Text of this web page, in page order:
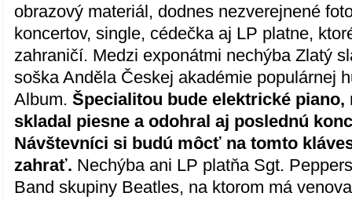
obrazový materiál, dodnes nezverejnené
koncertov, single, cédečka aj LP platne,
zahraničí. Medzi exponátmi nechýba Zlatý
soška Anděla Českej akadémie populárnej
Album.Špecialitou bude elektrické
skladal piesne a odohral aj poslednú
Návštevníci si budú môcť na tomto
zahrať. Nechýba ani LP platňa Sgt.
Band skupiny Beatles, na ktorom má